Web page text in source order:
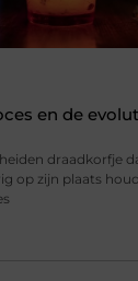
en de
draadkorfje
op zijn plaats